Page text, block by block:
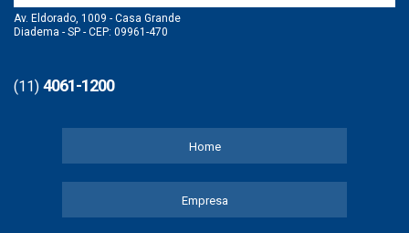
Av. Eldorado, 1009 - Casa Grande
Diadema - SP - CEP: 09961-470
(11) 4061-1200
Home
Empresa